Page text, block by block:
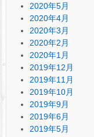
2020年5月
2020年4月
2020年3月
2020年2月
2020年1月
2019年12月
2019年11月
2019年10月
2019年9月
2019年6月
2019年5月